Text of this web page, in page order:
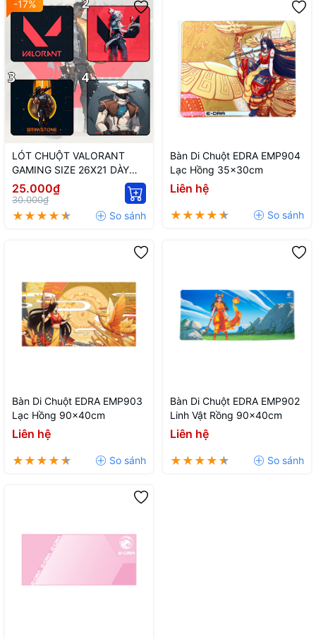
-17%
LÓT CHUỘT VALORANT
GAMING SIZE 26X21 DÀY
3MM
25.000₫
30.000₫
Bàn Di Chuột EDRA EMP904
Lạc Hồng 35x30cm
Liên hệ
Bàn Di Chuột EDRA EMP903
Lạc Hồng 90x40cm
Liên hệ
Bàn Di Chuột EDRA EMP902
Linh Vật Rồng 90x40cm
Liên hệ